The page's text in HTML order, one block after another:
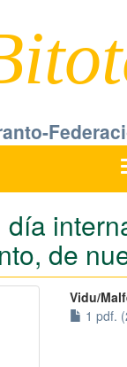
de
Vidu/
1 pdf.